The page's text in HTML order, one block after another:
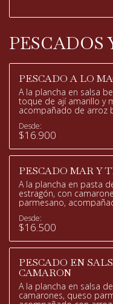
PESCADOS
PESCADO A LO
A la plancha en salsa
toque de ají amarillo y
acompañado de arroz
Desde:
$16.900
PESCADO MAR Y
A la plancha en pasta
estragón, con
parmesano,
Desde:
$16.500
PESCADO EN
CAMARON
A la plancha en salsa
camarones, queso